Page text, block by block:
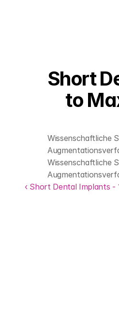
Short
to
Wissenschaftliche
Wissenschaftliche
‹ Short Dental Implants -